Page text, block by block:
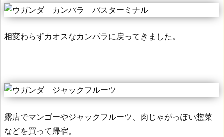
相変わらずカオスなカンパラに戻ってきました。
露店でマンゴーやジャックフルーツ、肉じゃがっぽい惣菜
などを買って帰宿。